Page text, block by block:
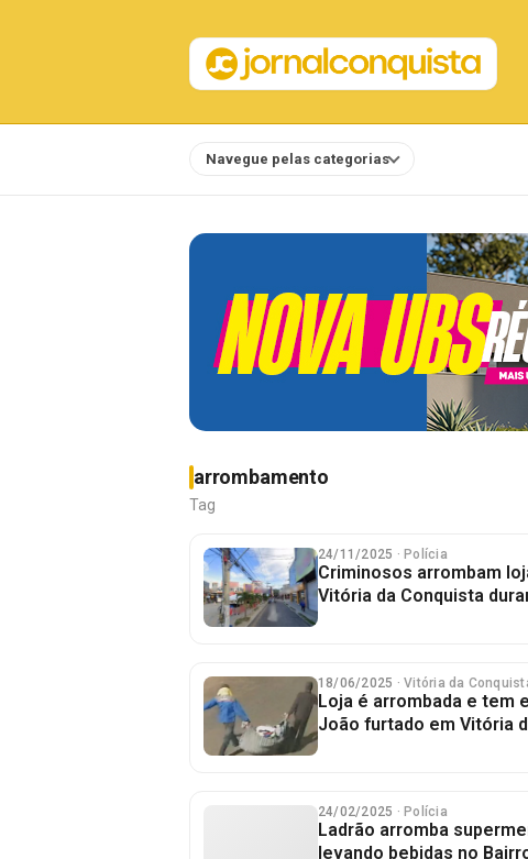
Navegue pelas categorias
arrombamento
Tag
24/11/2025 · Polícia
Criminosos arrombam
Vitória da Conquista
18/06/2025 · Vitória da
Loja é arrombada e tem
João furtado em Vitória
24/02/2025 · Polícia
Ladrão arromba
levando bebidas no